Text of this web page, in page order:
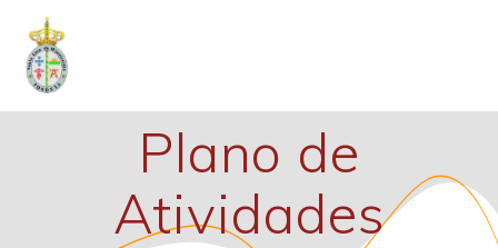
Plano de
Atividades